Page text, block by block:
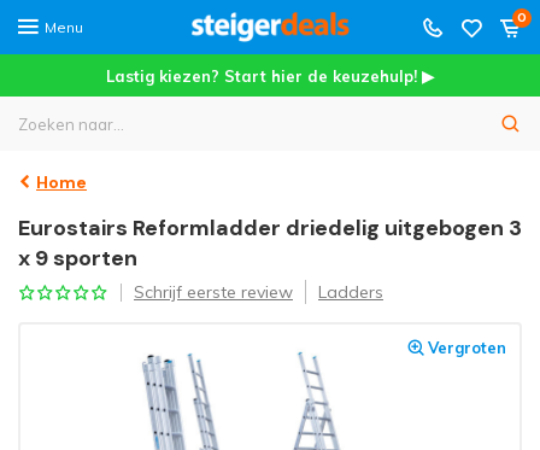
Menu
0
Lastig kiezen? Start hier de keuzehulp! ▶
Home
Eurostairs Reformladder driedelig uitgebogen 3
x 9 sporten
Schrijf eerste review Ladders
Vergroten